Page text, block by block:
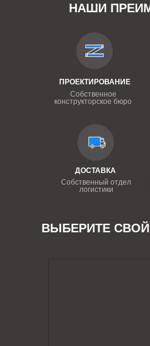
НАШИ
ПРОЕКТИРОВАНИЕ
Собственное
конструкторское бюро
ДОСТАВКА
Собственный отдел
логистики
ВЫБЕРИТЕ